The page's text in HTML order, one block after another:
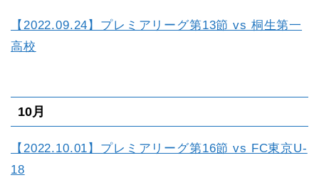
【2022.09.24】プレミアリーグ第13節 vs 桐生第一
高校
10月
【2022.10.01】プレミアリーグ第16節 vs FC東京U-
18